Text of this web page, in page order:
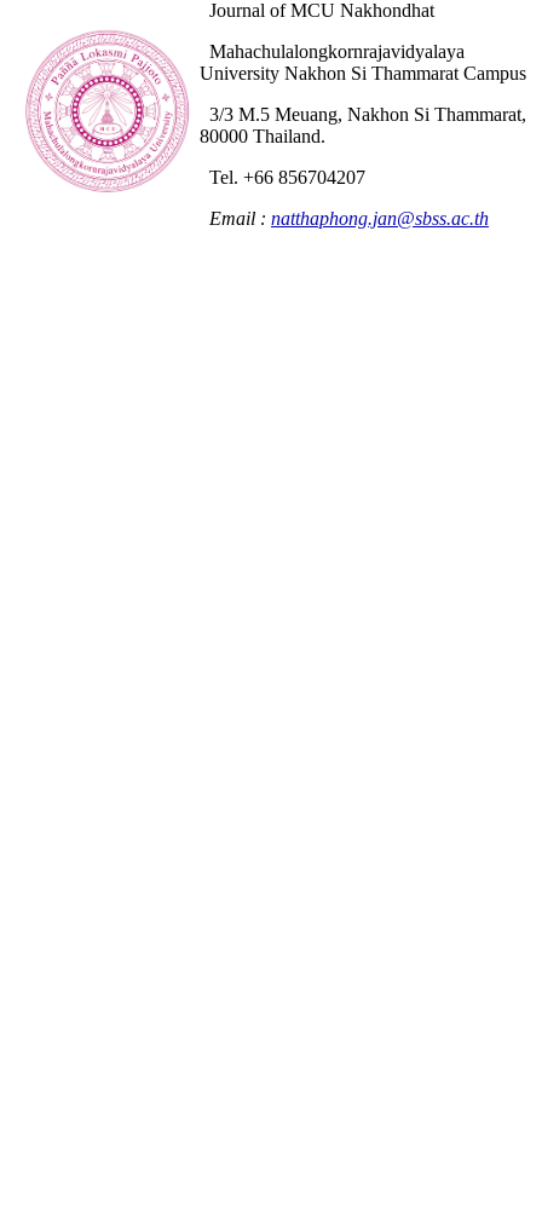
Journal of MCU Nakhondhat
Mahachulalongkornrajavidyalaya
University Nakhon Si Thammarat Campus
3/3 M.5 Meuang, Nakhon Si Thammarat,
80000 Thailand.
Tel. +66 856704207
Email : natthaphong.jan@sbss.ac.th